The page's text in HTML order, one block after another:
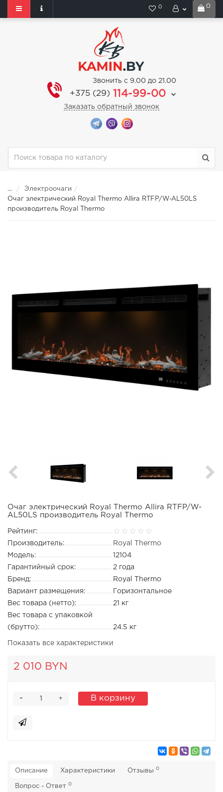
0
0
Звонить с 9.00 до 21.00
+375 (29) 114-99-00
Заказать обратный звонок
...
Электроочаги
Очаг электрический Royal Thermo Allira RTFP/W-AL50LS
производитель Royal Thermo
Очаг электрический Royal Thermo Allira RTFP/W-
AL50LS производитель Royal Thermo
Рейтинг:
Производитель:
Royal Thermo
Модель:
12104
Гарантийный срок:
2 года
Бренд:
Royal Thermo
Вариант размещения:
Горизонтальное
Вес товара (нетто):
21 кг
Вес товара с упаковкой
(брутто):
24.5 кг
Показать все характеристики
2 010 BYN
+
- В корзину
Описание Характеристики Отзывы 0
Вопрос - Ответ 0